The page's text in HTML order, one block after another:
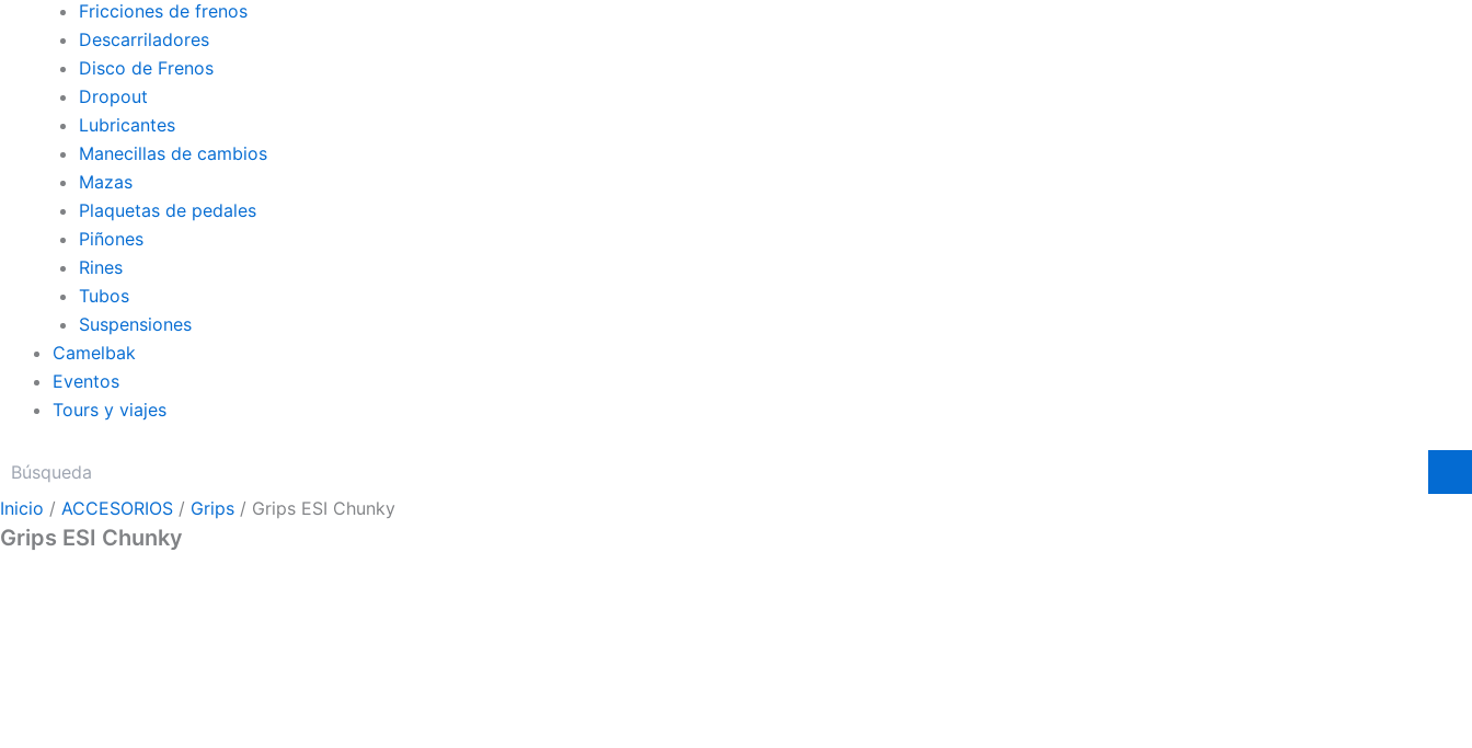
Fricciones de frenos
Descarriladores
Disco de Frenos
Dropout
Lubricantes
Manecillas de cambios
Mazas
Plaquetas de pedales
Piñones
Rines
Tubos
Suspensiones
Camelbak
Eventos
Tours y viajes
Inicio / ACCESORIOS / Grips / Grips ESI Chunky
Grips ESI Chunky